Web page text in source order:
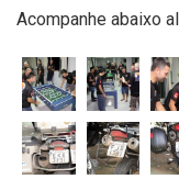
Acompanhe abaixo